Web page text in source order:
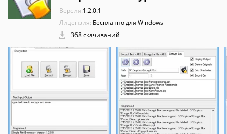
Версия:1.2.0.1
Лицензия: Бесплатно для Windows
368 скачиваний